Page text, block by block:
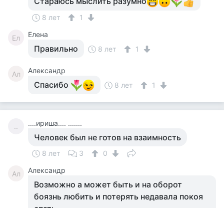
8 лет 1
Ел Елена
Правильно 8 лет 1
Ал Александр
Спасибо 8 лет 1
.. ....ириша.... .......
Человек был не готов на взаимность
8 лет 3 0
Ал Александр
Возможно а может быть и на оборот
боязнь любить и потерять недавала покоя